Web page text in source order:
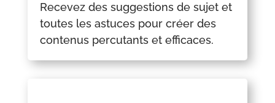
Recevez des suggestions de sujet et
toutes les astuces pour créer des
contenus percutants et efficaces.